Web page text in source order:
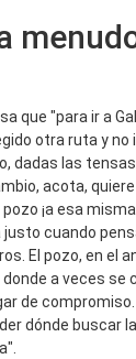
que "para ir a
otra ruta y no
dadas las
acota,
¡a esa
cuando
El pozo, en el
a veces se
de
dónde buscar